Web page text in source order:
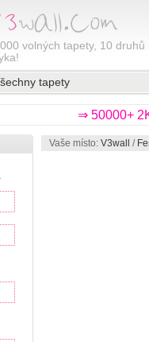
volných tapety, 10 druhů
tapety
⇒ 50000+
Vaše místo: V3wall /